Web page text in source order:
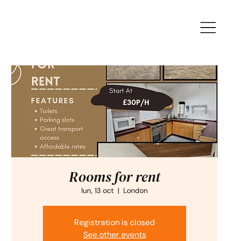
Rooms for rent
lun, 13 oct
  |
London
Registration is closed
See other events